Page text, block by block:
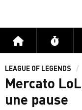
Accueil Flux
LEAGUE OF LEGENDS
Mercato
une pause